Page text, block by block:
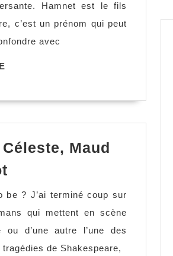
Hamnet est le fils
c’est un prénom qui peut
avec
Céleste, Maud
Maud
Simonnot
be ? J’ai terminé coup sur
qui mettent en scène
ou d’une autre l’une des
de Shakespeare,